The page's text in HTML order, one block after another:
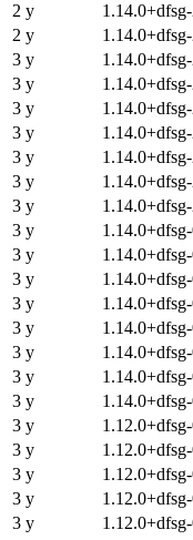
2 y
2 y
3 y
3 y
3 y
3 y
3 y
3 y
3 y
3 y
1.14.0+dfsg-
3 y
1.14.0+dfsg-
3 y
1.14.0+dfsg-
3 y
1.14.0+dfsg-
3 y
1.14.0+dfsg-
3 y
1.14.0+dfsg-
3 y
1.14.0+dfsg-
3 y
1.14.0+dfsg-
3 y
3 y
3 y
3 y
3 y